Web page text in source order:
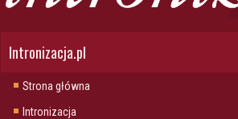
Intronizacja.pl
Strona główna
Intronizacja